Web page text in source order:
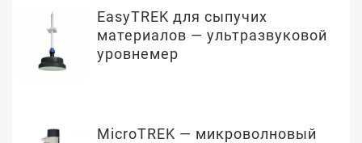
EasyTREK для сыпучих
материалов — ультразвуковой
уровнемер
MicroTREK — микроволновый